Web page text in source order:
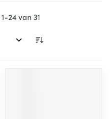
1-24van31